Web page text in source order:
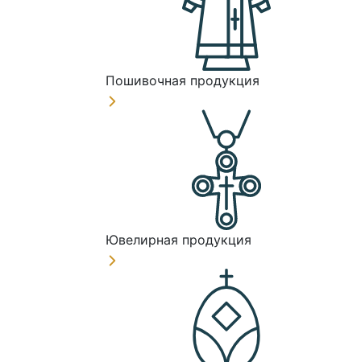
Пошивочная продукция
Ювелирная продукция